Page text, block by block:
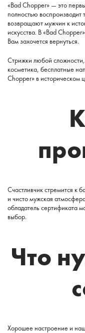
«Bad Chopper» — это
полностью
возвращают мужчин к
искусства. В «Bad
Вам захочется вернуться.
Стрижки любой
косметика, бесплатные
Chopper» в историческом
Счастливчик стремится к
и чисто мужская
обладатель сертификата
выбор.
Что
Хорошее настроение и